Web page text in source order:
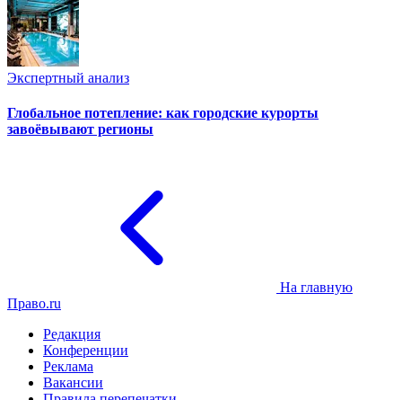
Экспертный анализ
Глобальное потепление: как городские курорты
завоёвывают регионы
На главную
Право.ru
Редакция
Конференции
Реклама
Вакансии